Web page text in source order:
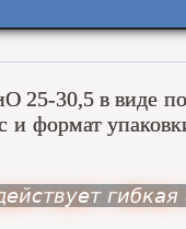
30,5 в виде
и формат
гибкая